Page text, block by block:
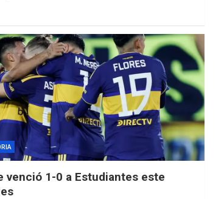
venció 1-0 a Estudiantes este